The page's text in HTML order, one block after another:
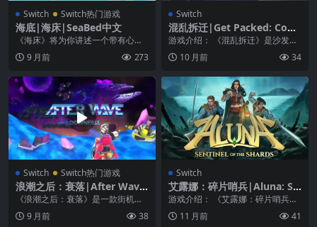
Switch Switch热门游戏
海底|海床|SeaBed中文
《海床》将为你讲述一个带有心理
学要素且扣人心弦的悬疑故事——
现在就潜入大海的最深...
9 月前 273
Switch
混乱拆迁|Get Packed: Couc
h Chaos中文
游戏介绍： 《混乱拆迁》是沙发合
作移除游戏的扩展版，充满灾难和
基于物理的大屠杀，...
10 月前 34
Switch Switch热门游戏
浪潮之后：衰落|After Wave:
Downfall
《浪潮之后：衰落》是一款街机射
击游戏，玩家在其中与怪物作战，
驾驶酷炫的战舰完成各...
9 月前 38
Switch
艾露娜：碎片哨兵|Aluna: Se
ntinel of the Shards
游戏介绍： 《艾露娜：碎片哨兵》
16 世纪 – 一个未知的危险困扰着这
片土地。你...
11 月前 41